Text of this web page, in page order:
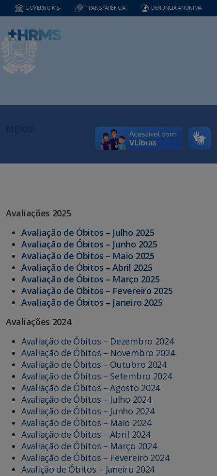
GOVERNO MS TRANSPARÊNCIA DENUNCIA ANÔNIMA
Avaliações 2025
Avaliação de Óbitos – Julho 2025
Avaliação de Óbitos – Junho 2025
Avaliação de Óbitos – Maio 2025
Avaliação de Óbitos – Abril 2025
Avaliação de Óbitos – Março 2025
Avaliação de Óbitos – Fevereiro 2025
Avaliação de Óbitos – Janeiro 2025
Avaliações 2024
Avaliação de Óbitos – Dezembro 2024
Avaliação de Óbitos – Novembro 2024
Avaliação de Óbitos – Outubro 2024
Avaliação de Óbitos – Setembro 2024
Avaliação de Óbitos – Agosto 2024
Avaliação de Óbitos – Julho 2024
Avaliação de Óbitos – Junho 2024
Avaliação de Óbitos – Maio 2024
Avaliação de Óbitos – Abril 2024
Avaliação de Óbitos – Março 2024
Avaliação de Óbitos – Fevereiro 2024
Avalição de Óbitos – Janeiro 2024